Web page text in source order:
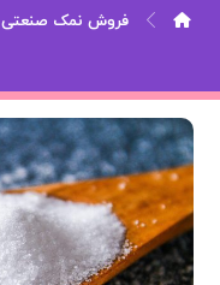
فروش نمک صنعتی